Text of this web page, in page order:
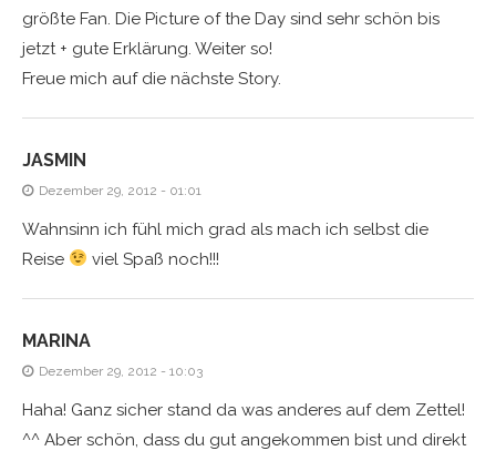
größte Fan. Die Picture of the Day sind sehr schön bis
jetzt + gute Erklärung. Weiter so!
Freue mich auf die nächste Story.
JASMIN
Dezember 29, 2012 - 01:01
Wahnsinn ich fühl mich grad als mach ich selbst die
Reise
viel Spaß noch!!!
MARINA
Dezember 29, 2012 - 10:03
Haha! Ganz sicher stand da was anderes auf dem Zettel!
^^ Aber schön, dass du gut angekommen bist und direkt